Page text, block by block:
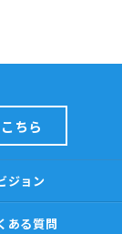
ちら
ジョン
ある質問